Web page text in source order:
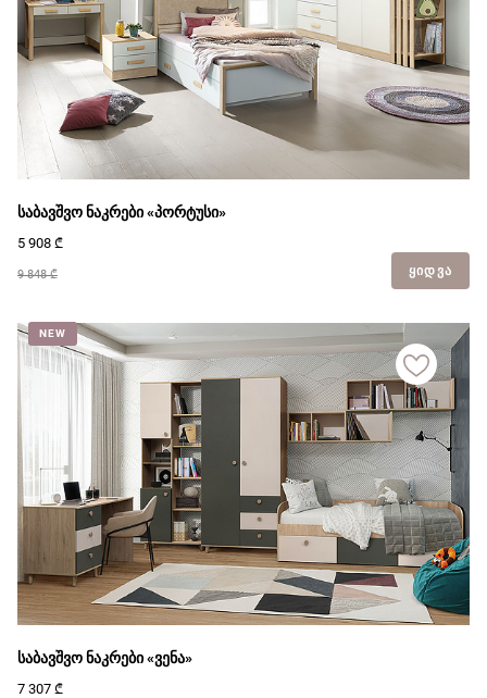
საბავშვო ნაკრები «პორტუსი»
9 848 ₾
5 908 ₾
ᲧᲘᲓᲕᲐ
NEW
საბავშვო ნაკრები «ვენა»
7 307 ₾